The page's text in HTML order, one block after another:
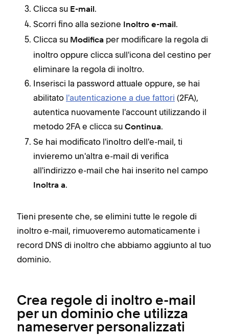
Clicca su E-mail .
Scorri fino alla sezione
Inoltro e-mail .
Clicca su Modifica per modificare la regola di
inoltro oppure clicca sull'icona del cestino per
eliminare la regola di inoltro.
Inserisci la password attuale oppure, se hai
abilitato l'autenticazione a due fattori (2FA),
autentica nuovamente l'account utilizzando il
metodo 2FA e clicca su Continua.
Se hai modificato l'inoltro dell'e-mail, ti
invieremo un'altra e-mail di verifica
all'indirizzo e-mail che hai inserito nel campo
Inoltra a.
Tieni presente che, se elimini tutte le regole di
inoltro e-mail, rimuoveremo automaticamente i
record DNS di inoltro che abbiamo aggiunto al tuo
dominio.
Crea regole di inoltro e-mail
per un dominio che utilizza
nameserver personalizzati